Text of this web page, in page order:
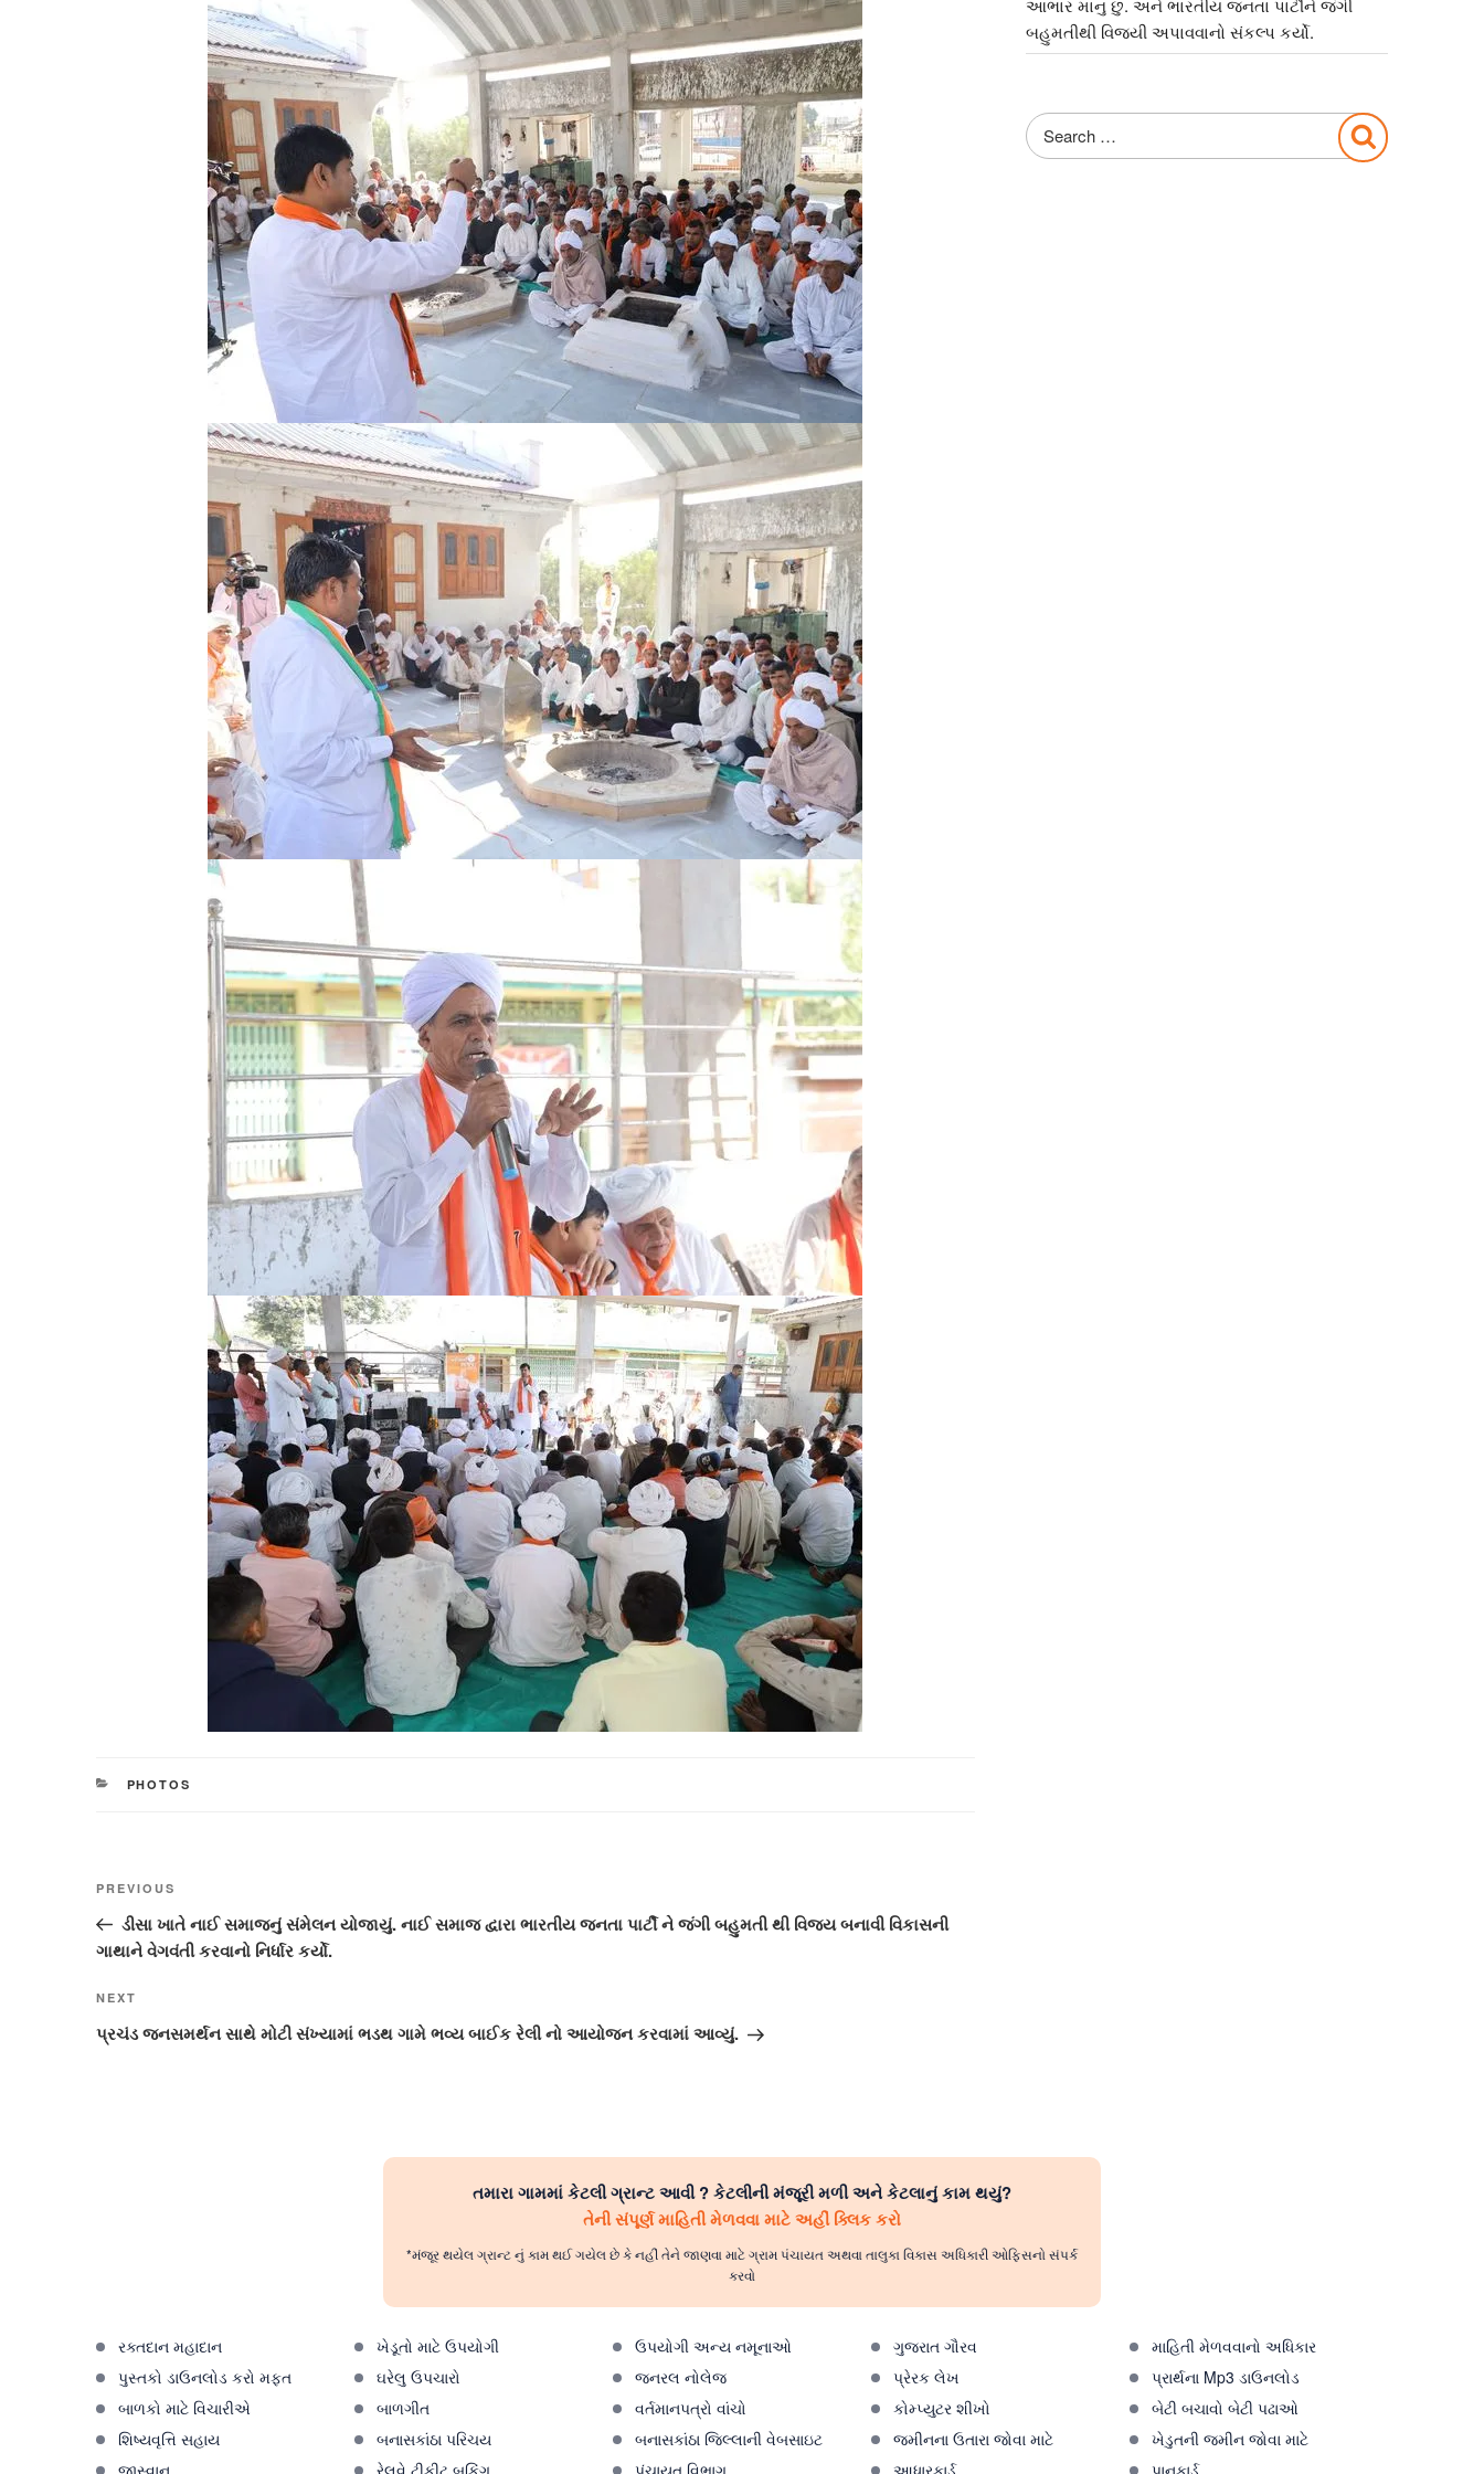
CATEGORIES
PHOTOS
Post
navigation
Previous
Post
PREVIOUS
ડીસા ખાતે નાઈ સમાજનું સંમેલન યોજાયું. નાઈ સમાજ દ્વારા ભારતીય જનતા પાર્ટી ને જંગી બહુમતી થી વિજય બનાવી વિકાસની
ગાથાને વેગવંતી કરવાનો નિર્ધાર કર્યો.
Next
Post
NEXT
પ્રચંડ જનસમર્થન સાથે મોટી સંખ્યામાં ભડથ ગામે ભવ્ય બાઈક રેલી નો આયોજન કરવામાં આવ્યું.
બહુમતીથી વિજયી અપાવવાનો સંકલ્પ કર્યો.
Search
for:
Search
તમારા ગામમાં કેટલી ગ્રાન્ટ આવી ? કેટલીની મંજૂરી મળી અને કેટલાનું કામ થયું?
તેની સંપૂર્ણ માહિતી મેળવવા માટે અહીં ક્લિક કરો
*મંજૂર થયેલ ગ્રાન્ટ નું કામ થઈ ગયેલ છે કે નહીં તેને જાણવા માટે ગ્રામ પંચાયત અથવા તાલુકા વિકાસ અધિકારી ઓફિસનો સંપર્ક
કરવો
રક્તદાન મહાદાન ખેડૂતો માટે ઉપયોગી ઉપયોગી અન્ય નમૂનાઓ ગુજરાત ગૌરવ
માહિતી મેળવવાનો અધિકાર
પુસ્તકો ડાઉનલોડ કરો મફત
ઘરેલુ ઉપચારો જનરલ નોલેજ પ્રેરક લેખ
પ્રાર્થના Mp3 ડાઉનલોડ
બાળકો માટે વિચારીએ
બાળગીત વર્તમાનપત્રો વાંચો કોમ્પ્યુટર શીખો
બેટી બચાવો બેટી પઢાઓ
શિષ્યવૃત્તિ સહાય
બનાસકાંઠા પરિચય બનાસકાંઠા જિલ્લાની વેબસાઇટ જમીનના ઉતારા જોવા માટે
ખેડુતની જમીન જોવા માટે
જીસ્વાન
રેલવે ટીકીટ બુકિંગ પંચાયત વિભાગ આધારકાર્ડ પાનકાર્ડ